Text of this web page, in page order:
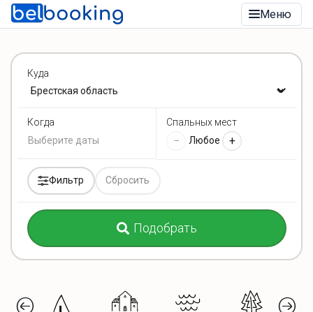
Меню
Куда
Когда Спальных мест
− Любое +
Фильтр Сбросить
Подобрать